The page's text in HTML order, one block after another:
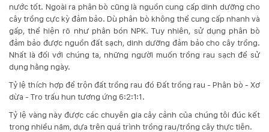
nước tốt. Ngoài ra phân bò cũng là nguồn cung cấp dinh dưỡng cho
cây trồng cực kỳ đảm bảo. Dù phân bò không thể cung cấp nhanh và
gấp, thể hiện rõ như phân bón NPK. Tuy nhiên, sử dụng phân bò
đảm bảo được nguồn đất sạch, dinh dưỡng đảm bảo cho cây trồng.
Nhất là đối với chúng ta, những người muốn trồng rau sạch để sử
dụng hằng ngày.
Tỷ lệ thích hợp để trộn đất trồng rau đó Đất trồng rau - Phân bò - Xơ
dừa - Tro trấu hun tương ứng 6:2:1:1.
Tỷ lệ vàng này được các chuyên gia cây cảnh của chúng tôi đúc kết
trong nhiều năm, dựa trên quá trình trồng rau/trồng cây thực tiễn.